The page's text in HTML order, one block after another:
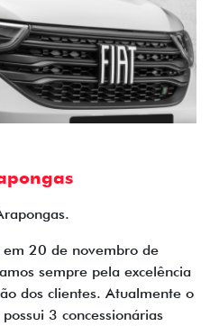
em 20 de novembro de
sempre pela excelência
dos clientes. Atualmente o
3 concessionárias